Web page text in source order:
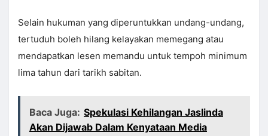
Selain hukuman yang diperuntukkan undang-undang,
tertuduh boleh hilang kelayakan memegang atau
mendapatkan lesen memandu untuk tempoh minimum
lima tahun dari tarikh sabitan.
Baca Juga: Spekulasi Kehilangan Jaslinda
Akan Dijawab Dalam Kenyataan Media